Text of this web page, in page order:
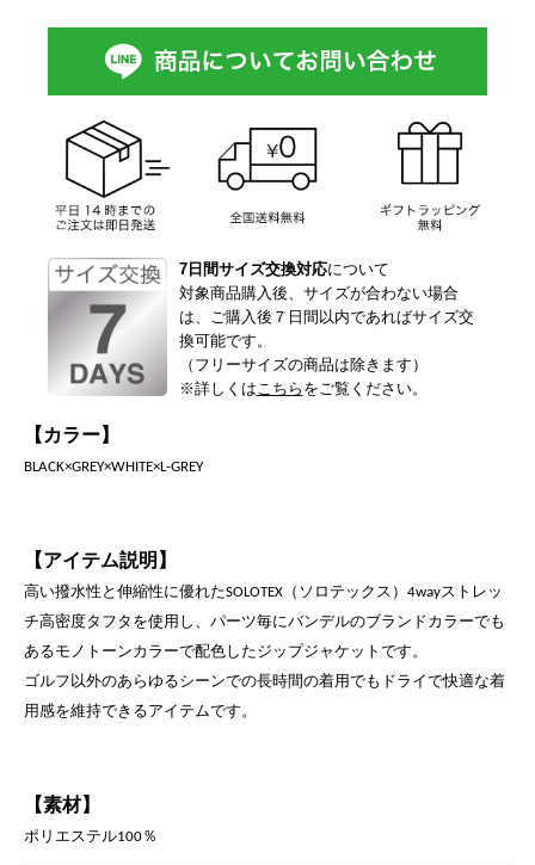
7日間サイズ交換対応について
対象商品購入後、サイズが合わない場合
は、ご購入後７日間以内であればサイズ交
換可能です。
（フリーサイズの商品は除きます）
※詳しくは こちら をご覧ください。
【カラー】
BLACK×GREY×WHITE×L-GREY
【アイテム説明】
高い撥水性と伸縮性に優れたSOLOTEX （ソロテックス） 4wayストレッ
チ高密度タフタを使用し、パーツ毎にバンデルのブランドカラーでも
あるモノトーンカラーで配色したジップジャケットです。
ゴルフ以外のあらゆるシーンでの長時間の着用でもドライで快適な着
用感を維持できるアイテムです。
【素材】
ポリエステル100％